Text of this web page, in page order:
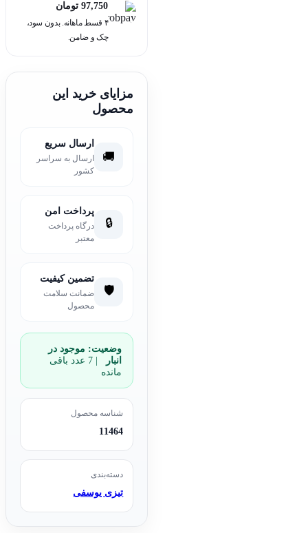
97,750 تومان
۴ قسط ماهانه. بدون سود،
چک و ضامن.
مزایای خرید این
محصول
🚚
ارسال سریع
ارسال به سراسر
کشور
🔒
پرداخت امن
درگاه پرداخت
معتبر
🛡️
تضمین کیفیت
ضمانت سلامت
محصول
وضعیت: موجود در
انبار
| 7 عدد باقی
مانده
شناسه محصول
11464
دسته‌بندی
تیزی یوسفی